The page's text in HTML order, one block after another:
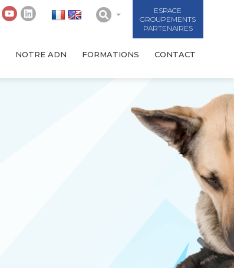
ESPACE
GROUPEMENTS
PARTENAIRES
NOTRE ADN FORMATIONS CONTACT